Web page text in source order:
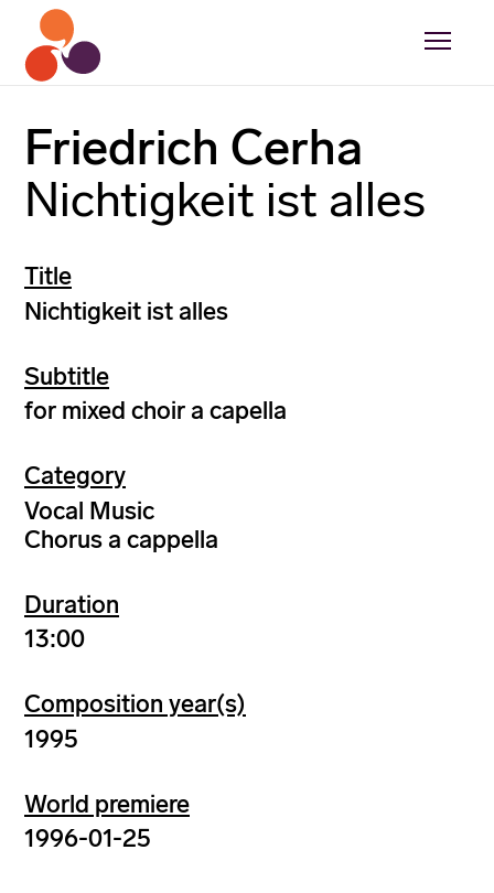
Friedrich Cerha
Nichtigkeit ist alles
Title
Nichtigkeit ist alles
Subtitle
for mixed choir a capella
Category
Vocal Music
Chorus a cappella
Duration
13:00
Composition year(s)
1995
World premiere
1996-01-25